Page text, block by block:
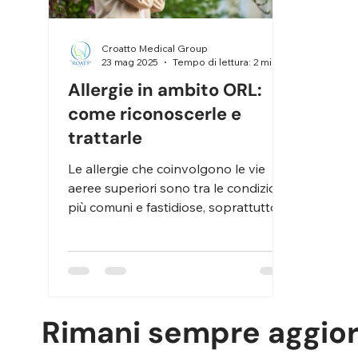
Allergie in ambito ORL:
come riconoscerle e
trattarle
Le allergie che coinvolgono le vie
aeree superiori sono tra le condizioni
più comuni e fastidiose, soprattutto
Croatto Medical Group
23 mag 2025
Tempo di lettura: 2 min
Rimani sempre